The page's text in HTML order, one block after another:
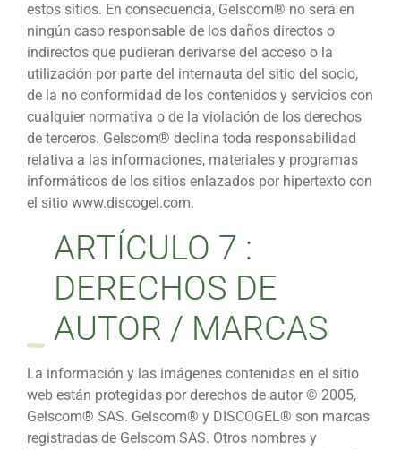
estos sitios. En consecuencia, Gelscom® no será en
ningún caso responsable de los daños directos o
indirectos que pudieran derivarse del acceso o la
utilización por parte del internauta del sitio del socio,
de la no conformidad de los contenidos y servicios con
cualquier normativa o de la violación de los derechos
de terceros. Gelscom® declina toda responsabilidad
relativa a las informaciones, materiales y programas
informáticos de los sitios enlazados por hipertexto con
el sitio www.discogel.com.
ARTÍCULO 7 :
DERECHOS DE
AUTOR / MARCAS
La información y las imágenes contenidas en el sitio
web están protegidas por derechos de autor © 2005,
Gelscom® SAS. Gelscom® y DISCOGEL® son marcas
registradas de Gelscom SAS. Otros nombres y